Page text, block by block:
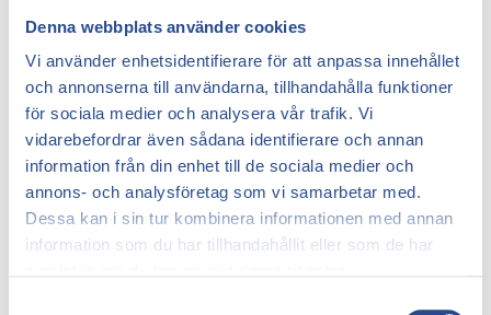
Denna webbplats använder cookies
Vi använder enhetsidentifierare för att anpassa innehållet
och annonserna till användarna, tillhandahålla funktioner
för sociala medier och analysera vår trafik. Vi
vidarebefordrar även sådana identifierare och annan
information från din enhet till de sociala medier och
annons- och analysföretag som vi samarbetar med.
Dessa kan i sin tur kombinera informationen med annan
information som du har tillhandahållit eller som de har
Blodproppar
Hur kan en person undvika att få
åderbråck som kliar?
Åderbråck som kliar förekommer bland annat
eftersom blodcirkulationen är dålig. Med tanke på
detta bör olika försiktighetsåtgärder vidtas för att
försöka förhindra att tillståndet försämras och